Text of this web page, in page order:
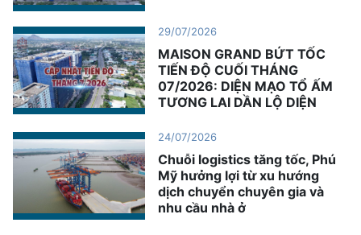
29/07/2026
MAISON GRAND BỨT TỐC
TIẾN ĐỘ CUỐI THÁNG
07/2026: DIỆN MẠO TỔ ẤM
TƯƠNG LAI DẦN LỘ DIỆN
24/07/2026
Chuỗi logistics tăng tốc, Phú
Mỹ hưởng lợi từ xu hướng
dịch chuyển chuyên gia và
nhu cầu nhà ở